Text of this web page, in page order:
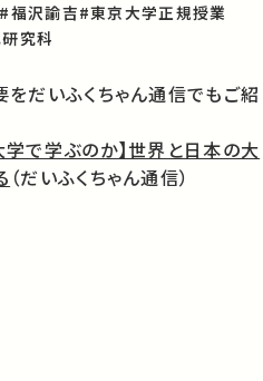
#福沢諭吉#東京大学正規授業
究科
だいふくちゃん通信でもご紹
学で学ぶのか】世界と日本の大
（だいふくちゃん通信）